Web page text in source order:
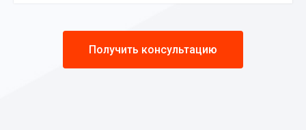
Получить консультацию